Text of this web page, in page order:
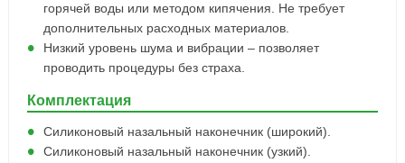
горячей воды или методом кипячения. Не требует
дополнительных расходных материалов.
Низкий уровень шума и вибрации – позволяет
проводить процедуры без страха.
Комплектация
Силиконовый назальный наконечник (широкий).
Силиконовый назальный наконечник (узкий).